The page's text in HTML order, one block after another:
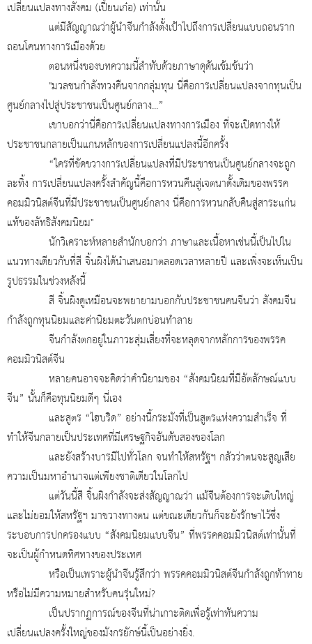
เปลี่ยนแปลงทางสังคม (เปี้ยนเก๋อ) เท่านั้น
แต่มีสัญญาณว่าผู้นำจีนกำลังตั้งเป้าไปถึงการเปลี่ยนแบบถอนราก
ถอนโคนทางการเมืองด้วย
ตอนหนึ่งของบทความนี้สำทับด้วยภาษาดุดันเข้มข้นว่า
"มวลชนกำลังทวงคืนจากกลุ่มทุน นี่คือการเปลี่ยนแปลงจากทุนเป็น
ศูนย์กลางไปสู่ประชาชนเป็นศูนย์กลาง...”
เขาบอกว่านี่คือการเปลี่ยนแปลงทางการเมือง ที่จะเปิดทางให้
ประชาชนกลายเป็นแกนหลักของการเปลี่ยนแปลงนี้อีกครั้ง
“ใครที่ขัดขวางการเปลี่ยนแปลงที่มีประชาชนเป็นศูนย์กลางจะถูก
ละทิ้ง การเปลี่ยนแปลงครั้งสำคัญนี้คือการหวนคืนสู่เจตนาดั้งเดิมของพรรค
คอมมิวนิสต์จีนที่มีประชาชนเป็นศูนย์กลาง นี่คือการหวนกลับคืนสู่สาระแก่น
แท้ของลัทธิสังคมนิยม"
นักวิเคราะห์หลายสำนักบอกว่า ภาษาและเนื้อหาเช่นนี้เป็นไปใน
แนวทางเดียวกับที่สี จิ้นผิงได้นำเสนอมาตลอดเวลาหลายปี และเพิ่งจะเห็นเป็น
รูปธรรมในช่วงหลังนี้
สี จิ้นผิงดูเหมือนจะพยายามบอกกับประชาชนคนจีนว่า สังคมจีน
กำลังถูกทุนนิยมและค่านิยมตะวันตกบ่อนทำลาย
จีนกำลังตกอยู่ในภาวะสุ่มเสี่ยงที่จะหลุดจากหลักการของพรรค
คอมมิวนิสต์จีน
หลายคนอาจจะคิดว่าคำนิยามของ “สังคมนิยมที่มีอัตลักษณ์แบบ
จีน” นั้นก็คือทุนนิยมดีๆ นี่เอง
และสูตร “ไฮบริด” อย่างนี้กระมังที่เป็นสูตรแห่งความสำเร็จ ที่
ทำให้จีนกลายเป็นประเทศที่มีเศรษฐกิจอันดับสองของโลก
และยังสร้างบารมีไปทั่วโลก จนทำให้สหรัฐฯ กลัวว่าตนจะสูญเสีย
ความเป็นมหาอำนาจแต่เพียงชาติเดียวในโลกไป
แต่วันนี้สี จิ้นผิงกำลังจะส่งสัญญาณว่า แม้จีนต้องการจะเติบใหญ่
และไม่ยอมให้สหรัฐฯ มาขวางทางตน แต่ขณะเดียวกันก็จะยังรักษาไว้ซึ่ง
ระบอบการปกครองแบบ “สังคมนิยมแบบจีน” ที่พรรคคอมมิวนิสต์เท่านั้นที่
จะเป็นผู้กำหนดทิศทางของประเทศ
หรือเป็นเพราะผู้นำจีนรู้สึกว่า พรรคคอมมิวนิสต์จีนกำลังถูกท้าทาย
หรือไม่มีความหมายสำหรับคนรุ่นใหม่?
เป็นปรากฏการณ์ของจีนที่น่าเกาะติดเพื่อรู้เท่าทันความ
เปลี่ยนแปลงครั้งใหญ่ของมังกรยักษ์นี้เป็นอย่างยิ่ง.